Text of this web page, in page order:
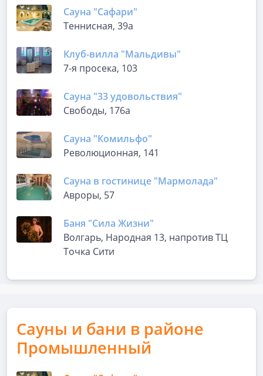
Сауна "Сафари"
Теннисная, 39а
Клуб-вилла "Мальдивы"
7-я просека, 103
Сауна "33 удовольствия"
Свободы, 176а
Сауна "Комильфо"
Революционная, 141
Сауна в гостинице "Мармолада"
Авроры, 57
Баня "Сила Жизни"
Волгарь, Народная 13, напротив ТЦ
Точка Сити
Сауны и бани в районе
Промышленный